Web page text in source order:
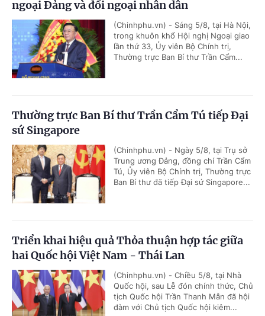
ngoại Đảng và đối ngoại nhân dân
(Chinhphu.vn) - Sáng 5/8, tại Hà Nội,
trong khuôn khổ Hội nghị Ngoại giao
lần thứ 33, Ủy viên Bộ Chính trị,
Thường trực Ban Bí thư Trần Cẩm...
Thường trực Ban Bí thư Trần Cẩm Tú tiếp Đại
sứ Singapore
(Chinhphu.vn) - Ngày 5/8, tại Trụ sở
Trung ương Đảng, đồng chí Trần Cẩm
Tú, Ủy viên Bộ Chính trị, Thường trực
Ban Bí thư đã tiếp Đại sứ Singapore...
Triển khai hiệu quả Thỏa thuận hợp tác giữa
hai Quốc hội Việt Nam - Thái Lan
(Chinhphu.vn) - Chiều 5/8, tại Nhà
Quốc hội, sau Lễ đón chính thức, Chủ
tịch Quốc hội Trần Thanh Mẫn đã hội
đàm với Chủ tịch Quốc hội kiêm...